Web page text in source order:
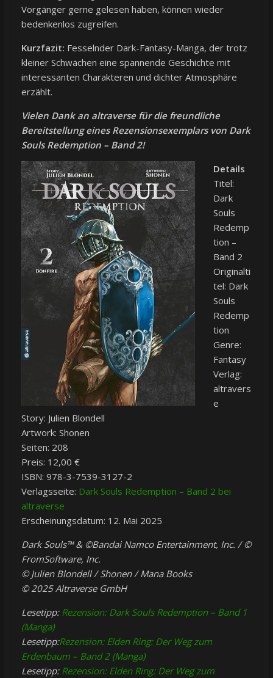
Vorgänger gerne gelesen haben, können wieder
bedenkenlos zugreifen.
Kurzfazit: Fesselnder Dark-Fantasy-Manga, der trotz
kleiner Schwächen eine spannende Geschichte mit
interessanten Charakteren und dichter Atmosphäre
erzählt.
Vielen Dank an altraverse für die freundliche
Bereitstellung eines Rezensionsexemplars von Dark
Souls Redemption – Band 2!
Details
Titel:
Dark
Souls
Redemp
tion –
Band 2
Originalti
tel: Dark
Souls
Redemp
tion
Genre:
Fantasy
Verlag:
altravers
e
Story: Julien Blondell
Artwork: Shonen
Seiten: 208
Preis: 12,00 €
ISBN: 978-3-7539-3127-2
Verlagsseite: Dark Souls Redemption – Band 2 bei
altraverse
Erscheinungsdatum: 12. Mai 2025
Dark Souls™ & ©Bandai Namco Entertainment, Inc. / ©
FromSoftware, Inc.
© Julien Blondell / Shonen / Mana Books
© 2025 Altraverse GmbH
Lesetipp: Rezension: Dark Souls Redemption – Band 1
(Manga)
Lesetipp:Rezension: Elden Ring: Der Weg zum
Erdenbaum – Band 2 (Manga)
Lesetipp: Rezension: Elden Ring: Der Weg zum